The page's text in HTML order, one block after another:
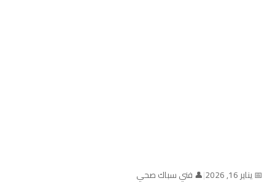
📅 يناير 16, 2026 |👤 فني سباك صحي